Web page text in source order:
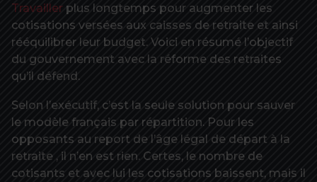
Travailler plus longtemps pour augmenter les
cotisations versées aux caisses de retraite et ainsi
rééquilibrer leur budget. Voici en résumé l’objectif
du gouvernement avec la réforme des retraites
qu’il défend.
Selon l’exécutif, c’est la seule solution pour sauver
le modèle français par répartition. Pour les
opposants au report de l’âge légal de départ à la
retraite , il n’en est rien. Certes, le nombre de
cotisants et avec lui les cotisations baissent, mais il